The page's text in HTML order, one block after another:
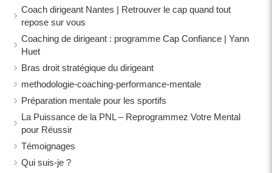
Coach dirigeant Nantes | Retrouver le cap quand tout
repose sur vous
Coaching de dirigeant : programme Cap Confiance | Yann
Huet
Bras droit stratégique du dirigeant
methodologie-coaching-performance-mentale
Préparation mentale pour les sportifs
La Puissance de la PNL – Reprogrammez Votre Mental
pour Réussir
Témoignages
Qui suis-je ?